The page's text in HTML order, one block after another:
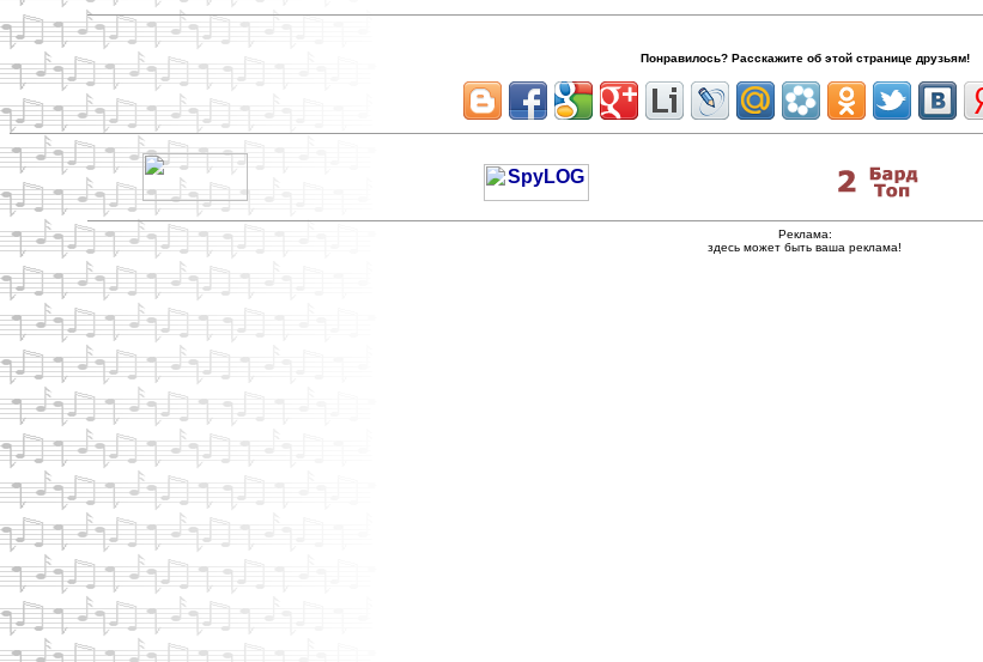
Понравилось? Расскажите об этой странице друзьям!
Реклама:
здесь может быть ваша реклама!